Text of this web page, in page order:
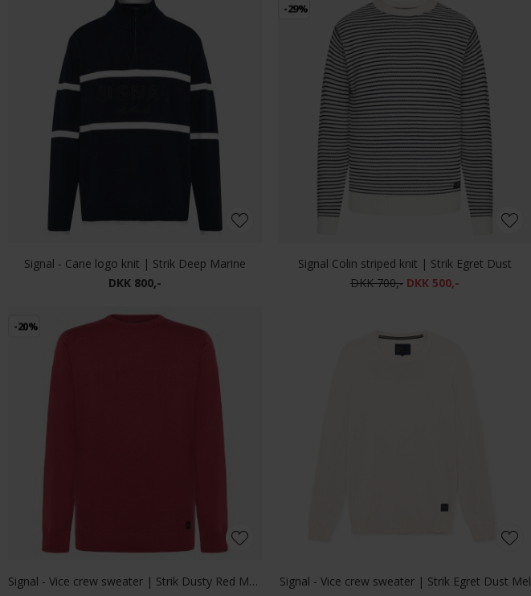
Signal - Cane logo knit | Strik Deep Marine
DKK 800,-
-29%
Signal Colin striped knit | Strik Egret Dust
DKK 700,- DKK 500,-
-20%
Signal - Vice crew sweater | Strik Dusty Red Melange
Signal - Vice crew sweater | Strik Egret Dust Mel